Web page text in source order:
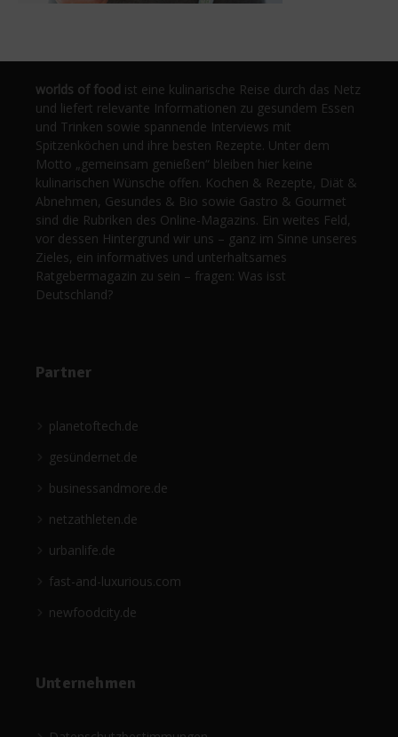
worlds of food ist eine kulinarische Reise durch das Netz
und liefert relevante Informationen zu gesundem Essen
und Trinken sowie spannende Interviews mit
Spitzenköchen und ihre besten Rezepte. Unter dem
Motto „gemeinsam genießen“ bleiben hier keine
kulinarischen Wünsche offen. Kochen & Rezepte, Diät &
Abnehmen, Gesundes & Bio sowie Gastro & Gourmet
sind die Rubriken des Online-Magazins. Ein weites Feld,
vor dessen Hintergrund wir uns – ganz im Sinne unseres
Zieles, ein informatives und unterhaltsames
Ratgebermagazin zu sein – fragen: Was isst
Deutschland?
Partner
planetoftech.de
gesündernet.de
businessandmore.de
netzathleten.de
urbanlife.de
fast-and-luxurious.com
newfoodcity.de
Unternehmen